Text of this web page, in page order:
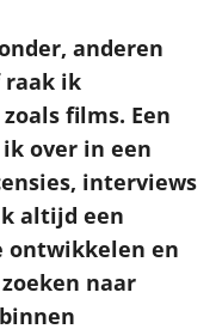
anderen
raak ik
films. Een
over in een
interviews
altijd een
ontwikkelen en
naar